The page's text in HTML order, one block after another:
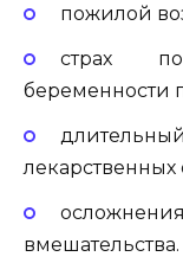
пожилой
страх
беременности
лекарственных
вмешательства.